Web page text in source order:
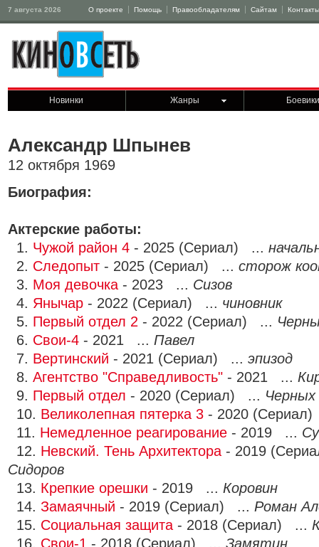
7 августа 2026 О проекте Помощь Правообладателям Сайтам Контакты
Новинки Жанры Боевики
Александр Шпынев
12 октября 1969
Биография:
Актерские работы:
1. Чужой район 4 - 2025 (Сериал) ...
2. Следопыт - 2025 (Сериал) ... сторож
3. Моя девочка - 2023 ... Сизов
4. Янычар - 2022 (Сериал) ... чиновник
5. Первый отдел 2 - 2022 (Сериал) ...
6. Свои-4 - 2021 ... Павел
7. Вертинский - 2021 (Сериал) ... эпизод
8. Агентство "Справедливость" - 2021 ...
9. Первый отдел - 2020 (Сериал) ... Черных
10. Великолепная пятерка 3 - 2020
11. Немедленное реагирование - 2019 ...
12. Невский. Тень Архитектора - 2019
Сидоров
13. Крепкие орешки - 2019 ... Коровин
14. Замаячный - 2019 (Сериал) ... Роман
15. Социальная защита - 2018 (Сериал) ...
16. Свои-1 - 2018 (Сериал) ... Замятин